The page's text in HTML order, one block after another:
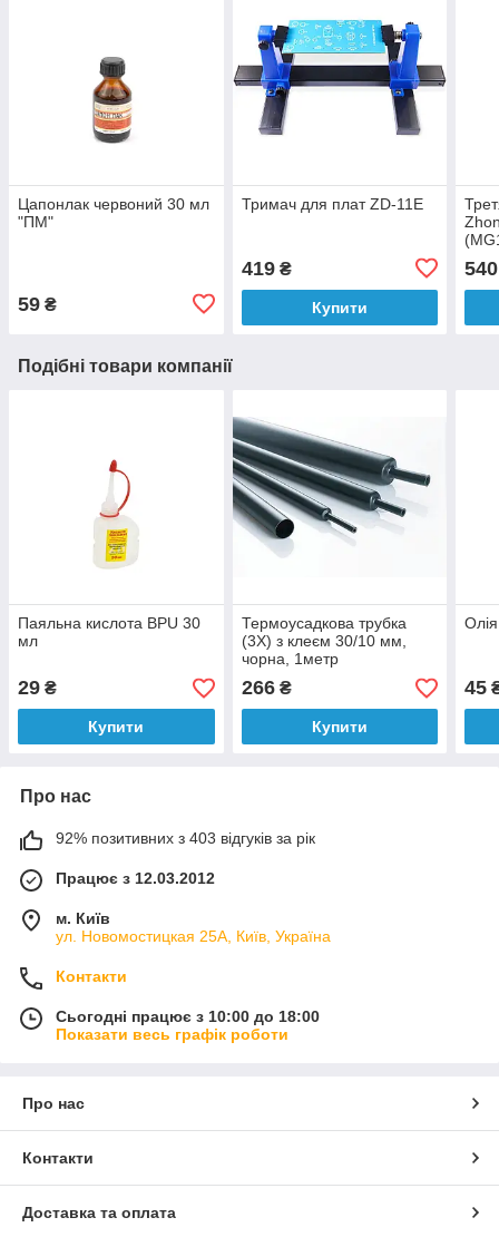
Цапонлак червоний 30 мл
"ПМ"
59 ₴
Тримач для плат ZD-11E
419₴
Купити
540
Подібні товари компанії
Паяльна кислота BPU 30
мл
29 ₴
Купити
Термоусадкова трубка
(3X) з клеєм 30/10 мм,
чорна, 1метр
266₴
Купити
45
Про нас
92% позитивних з 403 відгуків за рік
Працює з 12.03.2012
м. Київ
ул. Новомостицкая 25А, Київ, Україна
Контакти
Сьогодні працює з 10:00 до 18:00
Показати весь графік роботи
Про нас
Контакти
Доставка та оплата